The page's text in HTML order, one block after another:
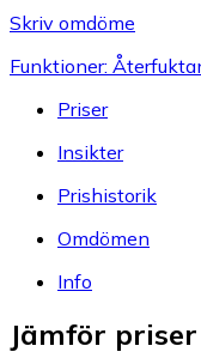
Skriv omdöme
Funktioner:
Priser
Insikter
Prishistorik
Omdömen
Info
Jämför